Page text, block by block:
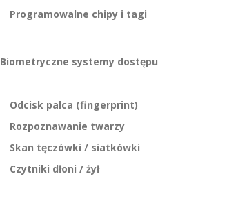
Programowalne chipy i tagi
Biometryczne systemy dostępu
Odcisk palca (fingerprint)
Rozpoznawanie twarzy
Skan tęczówki / siatkówki
Czytniki dłoni / żył